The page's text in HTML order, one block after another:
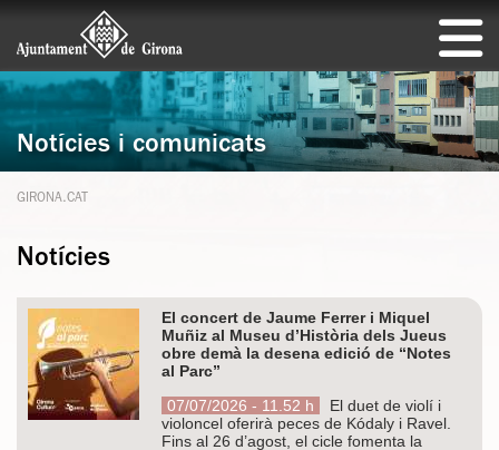
Notícies i comunicats
GIRONA.CAT
Notícies
El concert de Jaume Ferrer i Miquel
Muñiz al Museu d’Història dels Jueus
obre demà la desena edició de “Notes
al Parc”
07/07/2026 - 11.52 h
El duet de violí i
violoncel oferirà peces de Kódaly i Ravel.
Fins al 26 d’agost, el cicle fomenta la